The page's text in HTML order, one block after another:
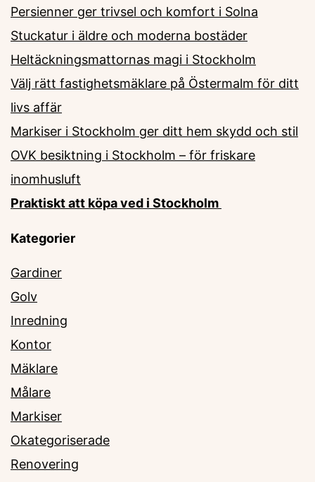
Persienner ger trivsel och komfort i Solna
Stuckatur i äldre och moderna bostäder
Heltäckningsmattornas magi i Stockholm
Välj rätt fastighetsmäklare på Östermalm för ditt
livs affär
Markiser i Stockholm ger ditt hem skydd och stil
OVK besiktning i Stockholm – för friskare
inomhusluft
Praktiskt att köpa ved i Stockholm
Kategorier
Gardiner
Golv
Inredning
Kontor
Mäklare
Målare
Markiser
Okategoriserade
Renovering